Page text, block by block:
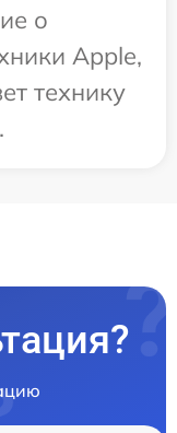
о
Apple,
технику